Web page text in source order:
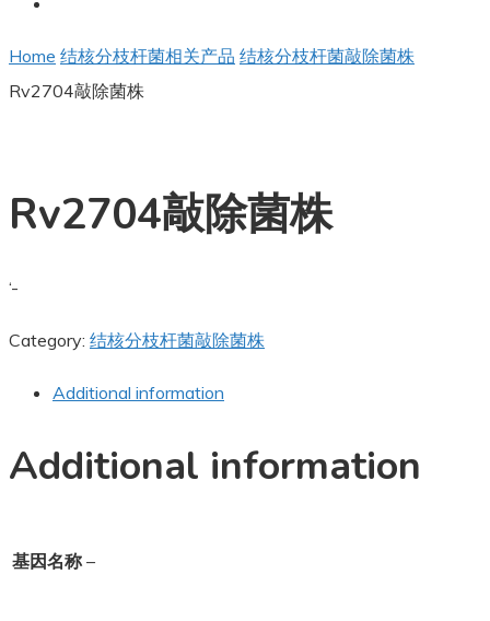
Home 结核分枝杆菌相关产品 结核分枝杆菌敲除菌株
Rv2704敲除菌株
Rv2704敲除菌株
‘-
Category: 结核分枝杆菌敲除菌株
Additional information
Additional information
基因名称 –